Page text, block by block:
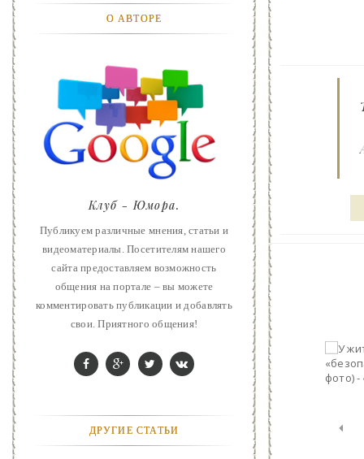
ЖИЛЬЕ
ЗВЕЗДЫ
ART
ФАНТАСТИКА
КОНТАКТЫ
РЕКЛАМА У НАС
О АВТОРЕ
Клуб - Юмора.
Публикуем различные мнения, статьи и
видеоматериалы. Посетителям нашего
сайта предоставляем возможность
общения на портале – вы можете
комментировать публикации и добавлять
свои. Приятного общения!
ДРУГИЕ СТАТЬИ